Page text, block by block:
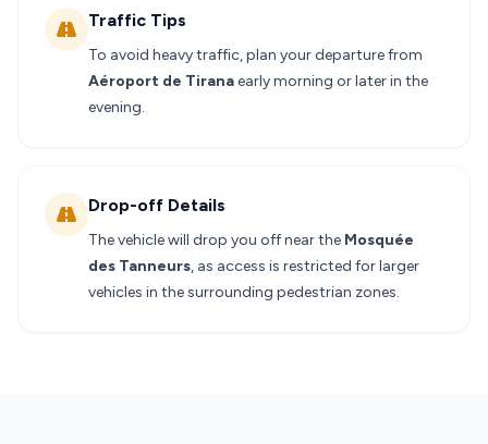
Traffic Tips
To avoid heavy traffic, plan your departure from
Aéroport de Tiranaearly morning or later in the
evening.
Drop-off Details
The vehicle will drop you off near the Mosquée
des Tanneurs, as access is restricted for larger
vehicles in the surrounding pedestrian zones.